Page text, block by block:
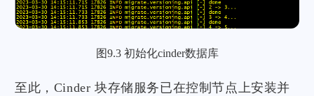
图9.3 初始化cinder数据库
至此，Cinder 块存储服务已在控制节点上安装并